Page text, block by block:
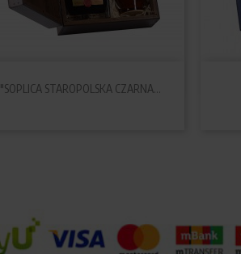
"SOPLICA STAROPOLSKA CZARNA...
